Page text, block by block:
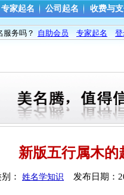
专家起名 公司起名 收费与
服务吗？ 自助会员 专家起名
新版五行属木的
： 姓名学知识 发布日期：